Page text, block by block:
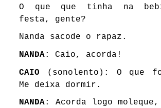
O que que tinha na
festa, gente?
Nanda sacode o rapaz.
NANDA: Caio, acorda!
CAIO (sonolento): O que
Me deixa dormir.
NANDA: Acorda logo